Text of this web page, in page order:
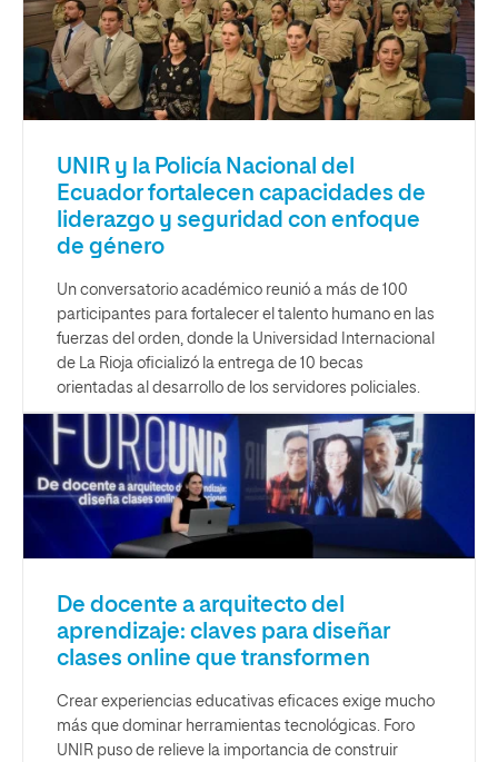
UNIR y la Policía Nacional del
Ecuador fortalecen capacidades de
liderazgo y seguridad con enfoque
de género
Un conversatorio académico reunió a más de 100
participantes para fortalecer el talento humano en las
fuerzas del orden, donde la Universidad Internacional
de La Rioja oficializó la entrega de 10 becas
orientadas al desarrollo de los servidores policiales.
De docente a arquitecto del
aprendizaje: claves para diseñar
clases online que transformen
Crear experiencias educativas eficaces exige mucho
más que dominar herramientas tecnológicas. Foro
UNIR puso de relieve la importancia de construir